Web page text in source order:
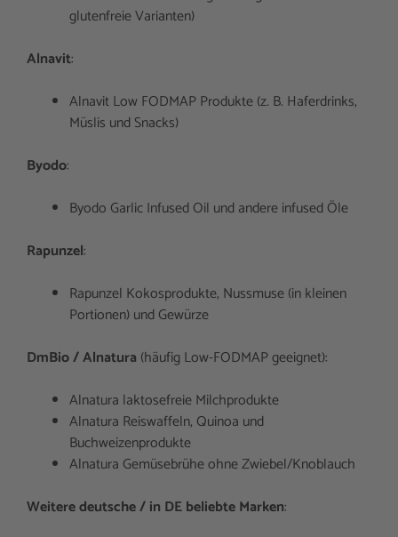
glutenfreie Varianten)
Alnavit:
Alnavit Low FODMAP Produkte (z. B. Haferdrinks,
Müslis und Snacks)
Byodo:
Byodo Garlic Infused Oil und andere infused Öle
Rapunzel:
Rapunzel Kokosprodukte, Nussmuse (in kleinen
Portionen) und Gewürze
DmBio / Alnatura (häufig Low-FODMAP geeignet):
Alnatura laktosefreie Milchprodukte
Alnatura Reiswaffeln, Quinoa und
Buchweizenprodukte
Alnatura Gemüsebrühe ohne Zwiebel/Knoblauch
Weitere deutsche / in DE beliebte Marken: